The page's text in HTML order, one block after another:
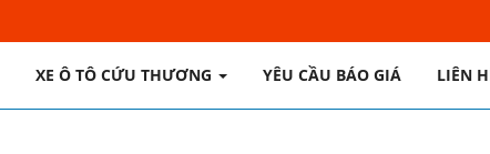
XE Ô TÔ CỨU THƯƠNG YÊU CẦU BÁO GIÁ LIÊN